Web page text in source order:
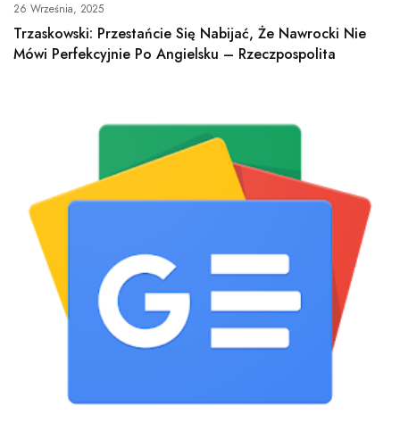
26 Września, 2025
Trzaskowski: Przestańcie Się Nabijać, Że Nawrocki Nie
Mówi Perfekcyjnie Po Angielsku – Rzeczpospolita